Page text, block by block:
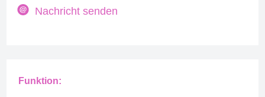
Nachricht senden
Funktion: